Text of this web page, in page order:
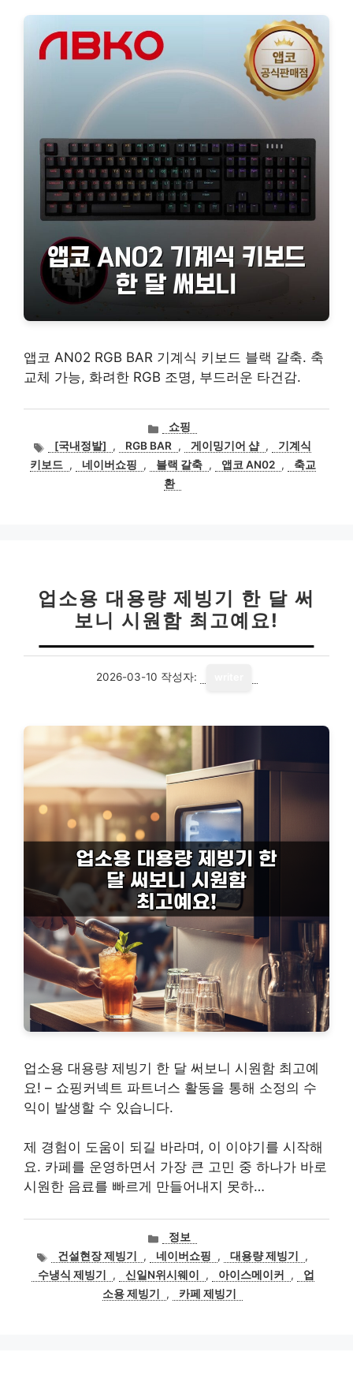
앱코 AN02 RGB BAR 기계식 키보드 블랙 갈축. 축
교체 가능, 화려한 RGB 조명, 부드러운 타건감.
카
테
고
리
쇼핑
태
그
[국내정발] , RGB BAR , 게이밍기어 샵 ,
기계식
키보드 , 네이버쇼핑 , 블랙 갈축 , 앱코 AN02 ,
축교
환
업소용 대용량 제빙기 한 달 써
보니 시원함 최고예요!
2026-03-10 작성자:
업소용 대용량 제빙기 한 달 써보니 시원함 최고예
요! – 쇼핑커넥트 파트너스 활동을 통해 소정의 수
익이 발생할 수 있습니다.
제 경험이 도움이 되길 바라며, 이 이야기를 시작해
요. 카페를 운영하면서 가장 큰 고민 중 하나가 바로
시원한 음료를 빠르게 만들어내지 못하…
카
테
고
리
정보
태
그
건설현장 제빙기 , 네이버쇼핑 , 대용량 제빙기
,
수냉식 제빙기
, 신일N위시웨이 , 아이스메이커 ,
업
소용 제빙기
, 카페 제빙기